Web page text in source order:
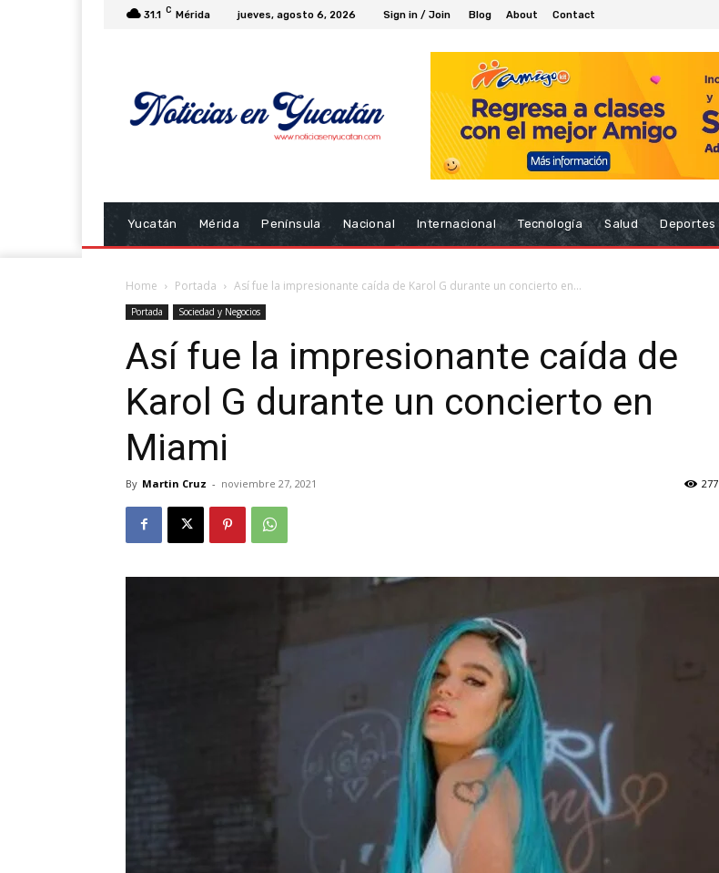
31.1 C Mérida jueves, agosto 6, 2026 Sign in / Join Blog About Contact
Yucatán Mérida Península Nacional Internacional Tecnología Salud Deportes
Home Portada Así fue la impresionante caída de Karol G durante un concierto en...
Portada Sociedad y Negocios
Así fue la impresionante caída de
Karol G durante un concierto en
Miami
By Martin Cruz - noviembre 27, 2021 277